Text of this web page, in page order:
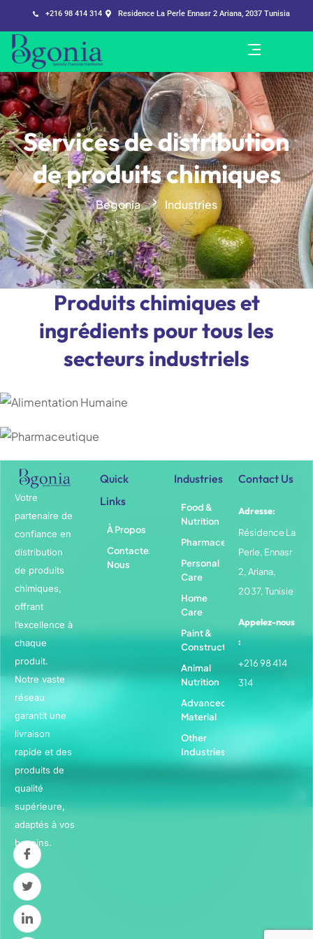
+216 98 414 314 Residence La Perle Ennasr 2 Ariana, 2037 Tunisia
Services de distribution
de produits chimiques
Begonia Industries
Produitschimiqueset
ingrédients pourtous les
secteurs industriels
Votre
partenaire de
confiance en
distribution
de produits
chimiques,
offrant
l’excellence à
chaque
produit.
Notre vaste
réseau
garantit une
livraison
rapide et des
produits de
qualité
supérieure,
adaptés à vos
besoins.
Quick
Links
À Propos
Contactez-
Nous
Industries
Food &
Nutrition
Pharmaceuticals
Personal
Care
Home
Care
Paint &
Construction
Animal
Nutrition
Advanced
Material
Other
Industries
Contact Us
Adresse:
Résidence La
Perle, Ennasr
2, Ariana,
2037, Tunisie
Appelez-nous
:
+216 98 414
314